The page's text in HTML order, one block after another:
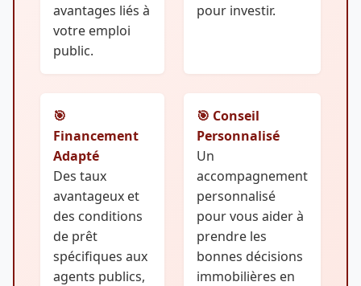
avantages liés à
votre emploi
public.
pour investir.
🎯
Financement
Adapté
Des taux
avantageux et
des conditions
de prêt
spécifiques aux
agents publics,
🎯 Conseil
Personnalisé
Un
accompagnement
personnalisé
pour vous aider à
prendre les
bonnes décisions
immobilières en